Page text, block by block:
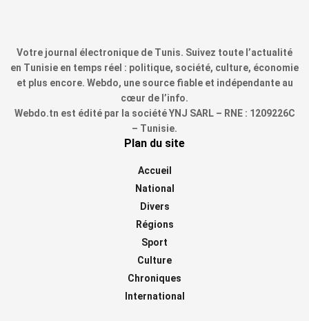
Votre journal électronique de Tunis. Suivez toute l’actualité
en Tunisie en temps réel : politique, société, culture, économie
et plus encore. Webdo, une source fiable et indépendante au
cœur de l’info.
Webdo.tn est édité par la société YNJ SARL – RNE : 1209226C
– Tunisie.
Plan du site
Accueil
National
Divers
Régions
Sport
Culture
Chroniques
International